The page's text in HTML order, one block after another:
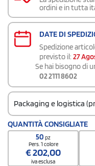
ordini e in tutta
DATE DI
Spedizione
previsto il: 27
Se hai bisogno di
02 2111 8602
Packaging e logistica
Codice doganale
Quantità per scatola
QUANTITÀ CONSIGLIATE
50pz
Pers. 1 colore
€202,00
iva esclusa